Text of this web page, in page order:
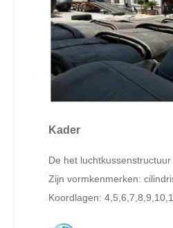
Kader
De het
Zijn vormkenmerken:
Koordlagen: